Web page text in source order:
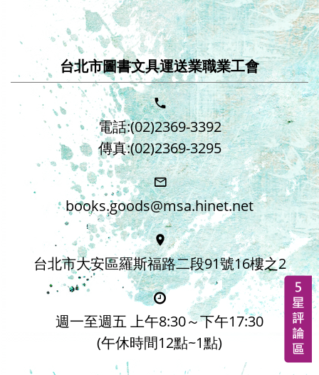
台北市圖書文具運送業職業工會
電話:(02)2369-3392
傳真:(02)2369-3295
books.goods@msa.hinet.net
台北市大安區羅斯福路二段91號16樓之2
週一至週五 上午8:30～下午17:30
(午休時間12點~1點)